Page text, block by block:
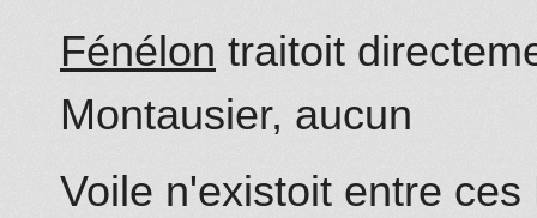
Fénélon traitoit
Montausier, aucun
Voile n'existoit entre